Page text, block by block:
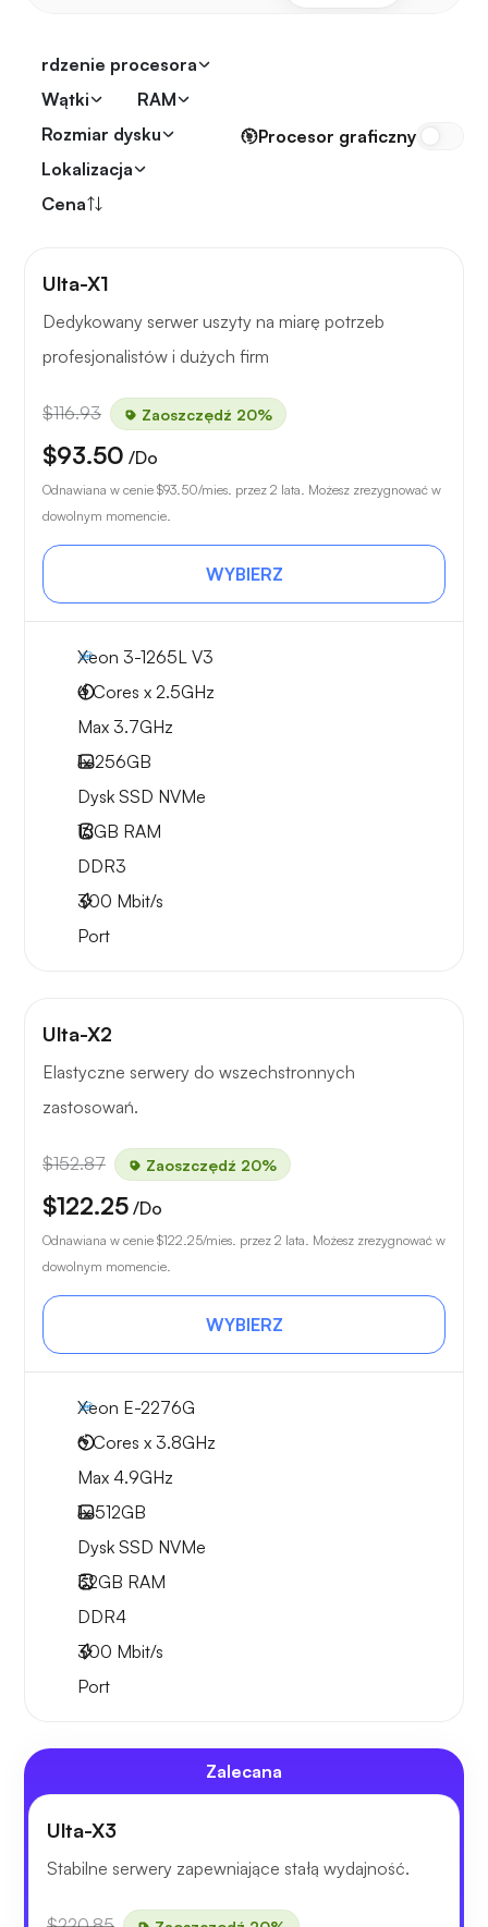
rdzenie procesora
Wątki
RAM
Rozmiar dysku
Lokalizacja
Cena
Procesor graficzny
Ulta-X1
Dedykowany serwer uszyty na miarę potrzeb
profesjonalistów i dużych firm
$116.93 Zaoszczędź 20%
$93.50 /Do
Odnawiana w cenie $93.50/mies. przez 2 lata. Możesz zrezygnować w
dowolnym momencie.
WYBIERZ
Xeon 3-1265L V3
4 Cores x 2.5GHz
Max 3.7GHz
1x256GB
Dysk SSD NVMe
16GB RAM
DDR3
300 Mbit/s
Port
Ulta-X2
Elastyczne serwery do wszechstronnych
zastosowań.
$152.87 Zaoszczędź 20%
$122.25 /Do
Odnawiana w cenie $122.25/mies. przez 2 lata. Możesz zrezygnować w
dowolnym momencie.
WYBIERZ
Xeon E-2276G
6 Cores x 3.8GHz
Max 4.9GHz
1x512GB
Dysk SSD NVMe
32GB RAM
DDR4
300 Mbit/s
Port
Zalecana
Ulta-X3
Stabilne serwery zapewniające stałą wydajność.